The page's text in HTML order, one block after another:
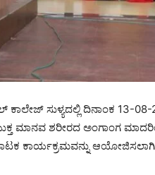
ಸುಳ್ಯದಲ್ಲಿ ದಿನಾಂಕ 13-08-
ಮಾನವ ಶರೀರದ ಅಂಗಾಂಗ
ಕಾರ್ಯಕ್ರಮವನ್ನು